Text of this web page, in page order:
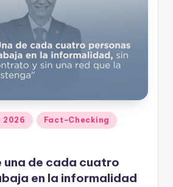
2026 Fact-Checking
una de cada cuatro
en la informalidad